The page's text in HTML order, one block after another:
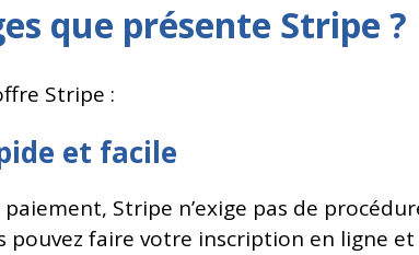
que présente Stripe ?
Stripe :
et facile
Stripe n’exige pas de
faire votre inscription en ligne